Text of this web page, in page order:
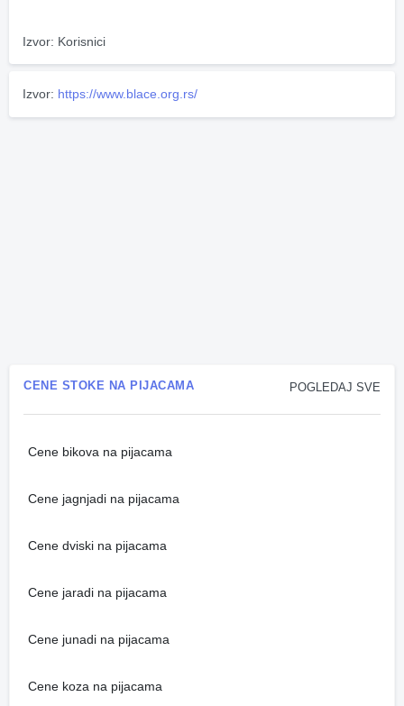
Izvor: Korisnici
Izvor: https://www.blace.org.rs/
POGLEDAJ SVE
CENE STOKE NA PIJACAMA
Cene bikova na pijacama
Cene jagnjadi na pijacama
Cene dviski na pijacama
Cene jaradi na pijacama
Cene junadi na pijacama
Cene koza na pijacama